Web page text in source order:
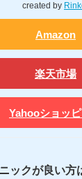
created by
Amazon
楽天市場
Yahooショッ
ックが良い方